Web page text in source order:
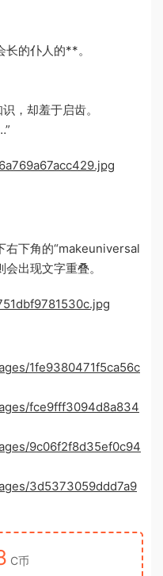
的仆人的**。
，却羞于启齿。
下角的“makeuniversal
出现文字重叠。
1fe9380471f5ca56c
fce9fff3094d8a834
9c06f2f8d35ef0c94
3d5373059ddd7a9
C币